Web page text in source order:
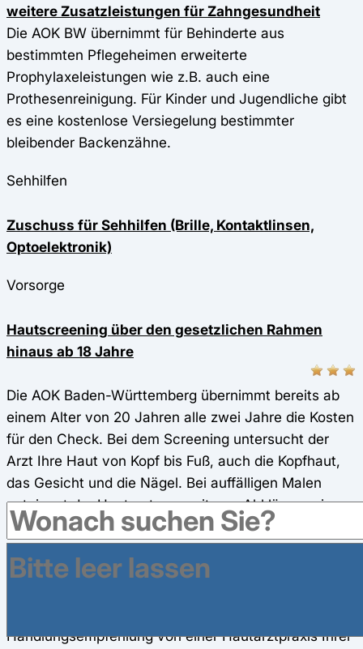
weitere Zusatzleistungen für Zahngesundheit
Die AOK BW übernimmt für Behinderte aus
bestimmten Pflegeheimen erweiterte
Prophylaxeleistungen wie z.B. auch eine
Prothesenreinigung. Für Kinder und Jugendliche gibt
es eine kostenlose Versiegelung bestimmter
bleibender Backenzähne.
Sehhilfen
Zuschuss für Sehhilfen (Brille, Kontaktlinsen,
Optoelektronik)
Vorsorge
Hautscreening über den gesetzlichen Rahmen
hinaus ab 18 Jahre
Die AOK Baden-Württemberg übernimmt bereits ab
einem Alter von 20 Jahren alle zwei Jahre die Kosten
für den Check. Bei dem Screening untersucht der
Arzt Ihre Haut von Kopf bis Fuß, auch die Kopfhaut,
das Gesicht und die Nägel. Bei auffälligen Malen
entnimmt der Hautarzt zur weiteren Abklärung eine
Gewebeprobe. Die AOK Baden-Württemberg bietet
zur unkomplizierten Klärung von akuten
Hautproblemen eine Kooperation mit OnlineDoctor
Handlungsempfehlung von einer Hautarztpraxis Ihrer